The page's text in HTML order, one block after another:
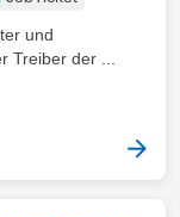
und
Treiber der ...